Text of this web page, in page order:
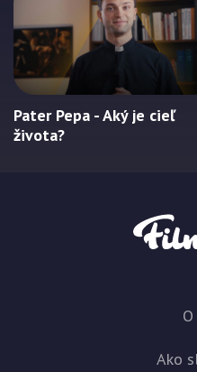
Pater Pepa - Aký je cieľ
života?
Ako